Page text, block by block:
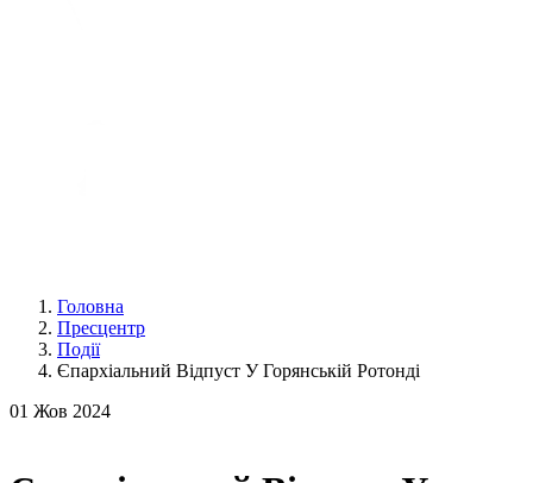
Головна
Пресцентр
Події
Єпархіальний Відпуст У Горянській Ротонді
01 Жов 2024